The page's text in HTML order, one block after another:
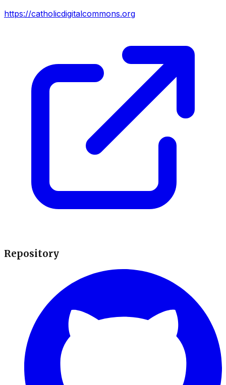
https://catholicdigitalcommons.org
Repository